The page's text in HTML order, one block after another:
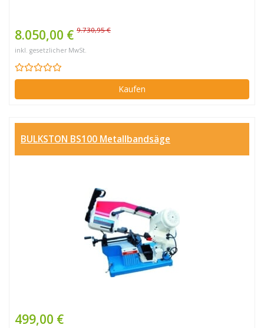
8.050,00 € 9.730,95 €
inkl. gesetzlicher MwSt.
Kaufen
BULKSTON BS100 Metallbandsäge
499,00 €